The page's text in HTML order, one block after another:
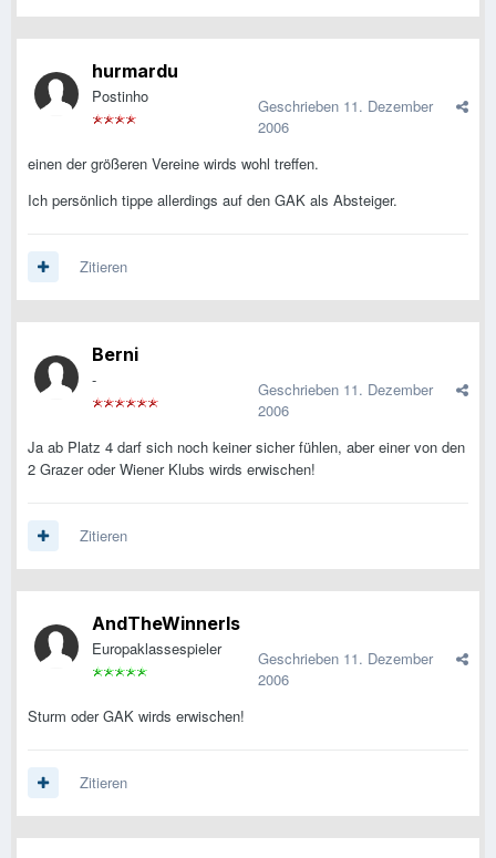
hurmardu
Postinho Geschrieben 11. Dezember
2006
einen der größeren Vereine wirds wohl treffen.
Ich persönlich tippe allerdings auf den GAK als Absteiger.
Zitieren
Berni
- Geschrieben 11. Dezember
2006
Ja ab Platz 4 darf sich noch keiner sicher fühlen, aber einer von den
2 Grazer oder Wiener Klubs wirds erwischen!
Zitieren
AndTheWinnerIs
Europaklassespieler Geschrieben 11. Dezember
2006
Sturm oder GAK wirds erwischen!
Zitieren